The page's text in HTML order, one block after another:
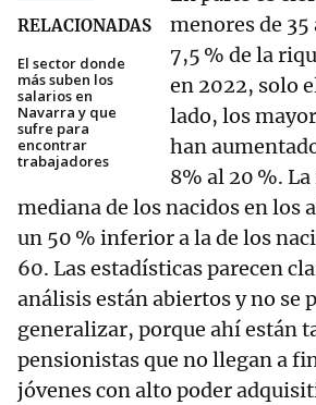
RELACIONADAS
El sector donde
más suben los
salarios en
Navarra y que
sufre para
encontrar
trabajadores
menores de
7,5 % de la
en 2022, solo
lado, los
han
8% al 20 %.
mediana de los nacidos en los
un 50 % inferior a la de los
60. Las estadísticas parecen
análisis están abiertos y no se
generalizar, porque ahí están
pensionistas que no llegan a
jóvenes con alto poder